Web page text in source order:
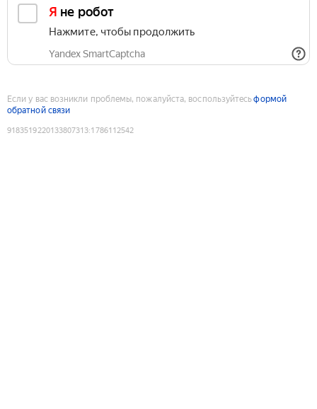
Я не робот
Нажмите, чтобы продолжить
Yandex SmartCaptcha
Если у вас возникли проблемы, пожалуйста, воспользуйтесьформой
обратной связи
9183519220133807313:1786112542